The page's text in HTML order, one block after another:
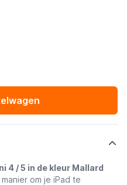
4 / 5 in de kleur Mallard
om je iPad te